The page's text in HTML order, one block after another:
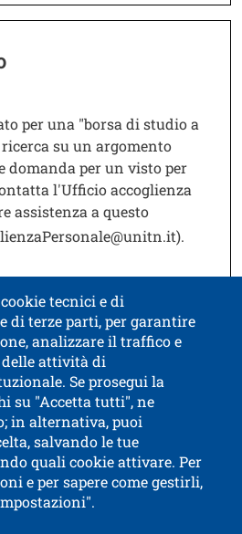
per una "borsa di studio a
su un argomento
domanda per un visto per
l'Ufficio accoglienza
assistenza a questo
).
tecnici e di
di terze parti, per garantire
analizzare il traffico e
attività di
Se prosegui la
su "Accetta tutti", ne
in alternativa, puoi
salvando le tue
quali cookie attivare. Per
e per sapere come gestirli,
il link in una nuova finestra
di Trento
14 - I-38122 Trento
C.F. 003​40520220